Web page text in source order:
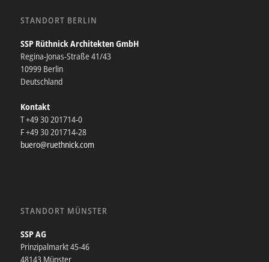
STANDORT BERLIN
SSP Rüthnick Architekten GmbH
Regina-Jonas-Straße 41/43
10999 Berlin
Deutschland
Kontakt
T +49 30 201714-0
F +49 30 201714-28
buero@ruethnick.com
STANDORT MÜNSTER
SSP AG
Prinzipalmarkt 45-46
48143 Münster